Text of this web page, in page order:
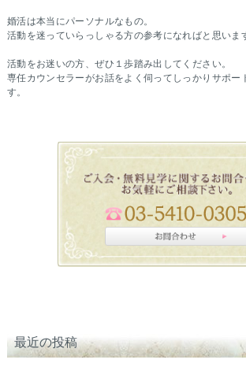
婚活は本当にパーソナルなもの。
活動を迷っていらっしゃる方の参考になればと思いま
活動をお迷いの方、ぜひ１歩踏み出してください。
専任カウンセラーがお話をよく伺ってしっかりサポー
す。
最近の投稿